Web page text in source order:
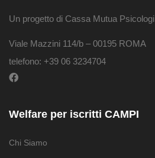
Un progetto di Cassa Mutua Psicologi
Viale Mazzini 114/b – 00195 ROMA
telefono: +39 06 3234704
Welfare per iscritti CAMPI
Chi Siamo